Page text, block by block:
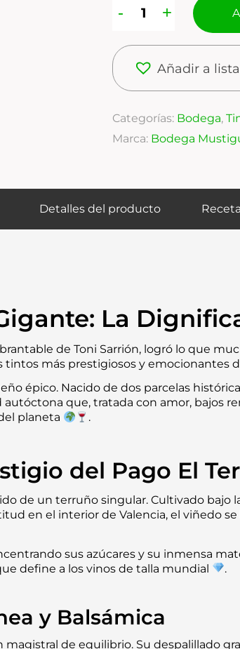
Añadir a
Categorías: Bodega,
Marca: Bodega
Detalles del producto Receta
La
de Toni Sarrión, logró lo que
tintos más prestigiosos y emocionantes
épico. Nacido de dos parcelas
que, tratada con amor, bajos
planeta
.
del Pago El
de un terruño singular. Cultivado bajo
en el interior de Valencia, el viñedo
sus azúcares y su inmensa
define a los vinos de talla mundial
.
y Balsámica
magistral de equilibrio. Su despalillado